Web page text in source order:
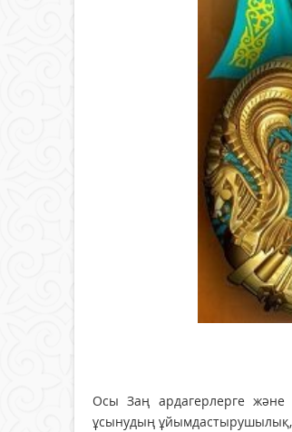
Осы Заң ардагерлерге және
ұсынудың ұйымдас­т­ы­рушылық,